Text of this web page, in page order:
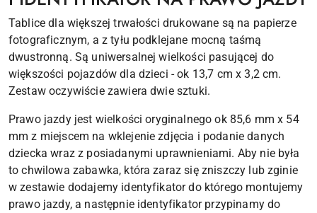
Tablice dla większej trwałości drukowane są na papierze
fotograficznym, a z tyłu podklejane mocną taśmą
dwustronną. Są uniwersalnej wielkości pasującej do
większości pojazdów dla dzieci - ok 13,7 cm x 3,2 cm.
Zestaw oczywiście zawiera dwie sztuki.
Prawo jazdy jest wielkości oryginalnego ok 85,6 mm x 54
mm z miejscem na wklejenie zdjęcia i podanie danych
dziecka wraz z posiadanymi uprawnieniami. Aby nie była
to chwilowa zabawka, która zaraz się zniszczy lub zginie
w zestawie dodajemy identyfikator do którego montujemy
prawo jazdy, a następnie identyfikator przypinamy do